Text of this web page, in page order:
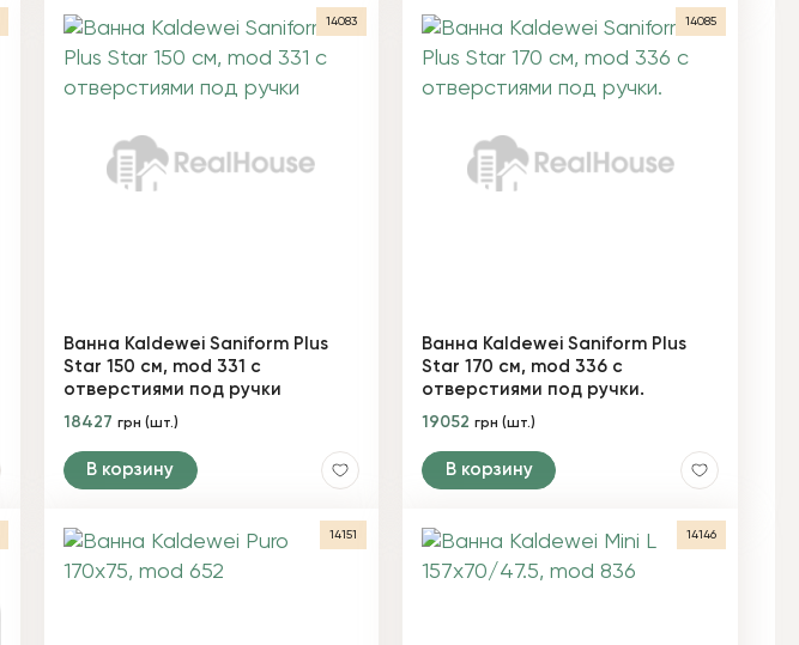
14083
Ванна Kaldewei Saniform Plus
Star 150 см, mod 331 с
отверстиями под ручки
18427 грн (шт.)
В корзину
14085
Ванна Kaldewei Saniform Plus
Star 170 см, mod 336 с
отверстиями под ручки.
19052грн (шт.)
В корзину
14151 14146